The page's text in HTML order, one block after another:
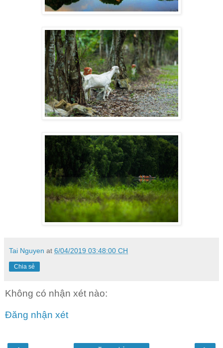
Tai Nguyen at 6/04/2019 03:48:00 CH
Chia sẻ
Không có nhận xét nào:
Đăng nhận xét